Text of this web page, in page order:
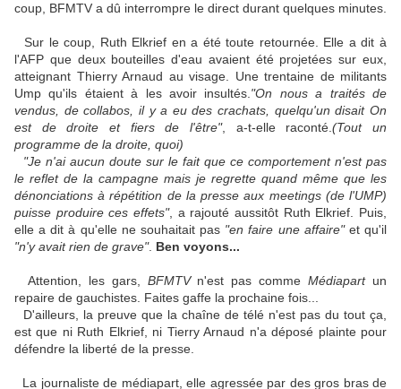
coup, BFMTV a dû interrompre le direct durant quelques minutes.
Sur le coup, Ruth Elkrief en a été toute retournée. Elle a dit à
l'AFP que deux bouteilles d'eau avaient été projetées sur eux,
atteignant Thierry Arnaud au visage. Une trentaine de militants
Ump qu'ils étaient à les avoir insultés. "On nous a traités de
vendus, de collabos, il y a eu des crachats, quelqu'un disait On
est de droite et fiers de l'être", a-t-elle raconté.(Tout un
programme de la droite, quoi)
"Je n'ai aucun doute sur le fait que ce comportement n'est pas
le reflet de la campagne mais je regrette quand même que les
dénonciations à répétition de la presse aux meetings (de l'UMP)
puisse produire ces effets", a rajouté aussitôt Ruth Elkrief. Puis,
elle a dit à qu'elle ne souhaitait pas "en faire une affaire"et qu'il
"n'y avait rien de grave". Ben voyons...
Attention, les gars, BFMTVn'est pas commeMédiapartun
repaire de gauchistes. Faites gaffe la prochaine fois...
D'ailleurs, la preuve que la chaîne de télé n'est pas du tout ça,
est que ni Ruth Elkrief, ni Tierry Arnaud n'a déposé plainte pour
défendre la liberté de la presse.
La journaliste de médiapart, elle agressée par des gros bras de